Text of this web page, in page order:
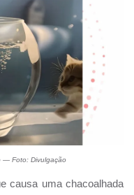
— Foto: Divulgação
causa uma chacoalhada